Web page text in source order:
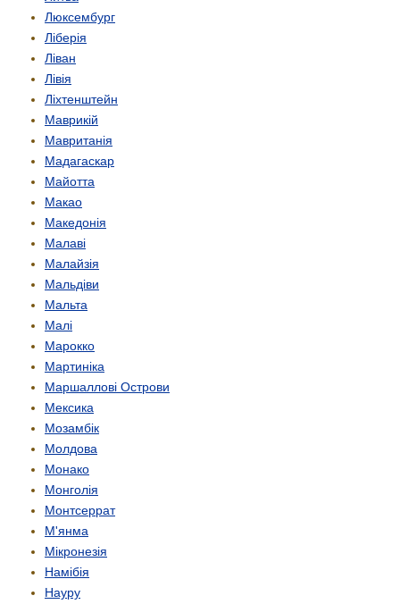
Люксембург
Ліберія
Ліван
Лівія
Ліхтенштейн
Маврикій
Мавританія
Мадагаскар
Майотта
Макао
Македонія
Малаві
Малайзія
Мальдіви
Мальта
Малі
Марокко
Мартиніка
Маршаллові Острови
Мексика
Мозамбік
Молдова
Монако
Монголія
Монтсеррат
М'янма
Мікронезія
Намібія
Науру